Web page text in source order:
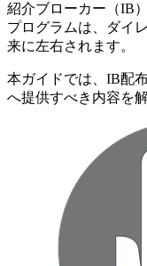
紹介ブローカー（IB
プログラムは、ダイ
来に左右されます。
本ガイドでは、IB配
へ提供すべき内容を